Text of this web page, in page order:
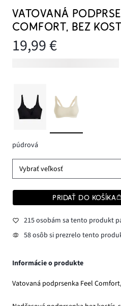
VATOVANÁ
COMFORT, BEZ
19,99 €
púdrová
Vybrať veľkosť
PRIDAŤ DO KOŠÍKA
215 osobám sa tento produkt
58 osôb si prezrelo tento
Informácie o produkte
Vatovaná podprsenka Feel